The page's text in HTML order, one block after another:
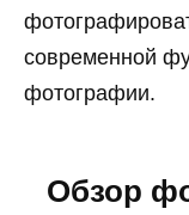
современной
фотографии.
Обзор